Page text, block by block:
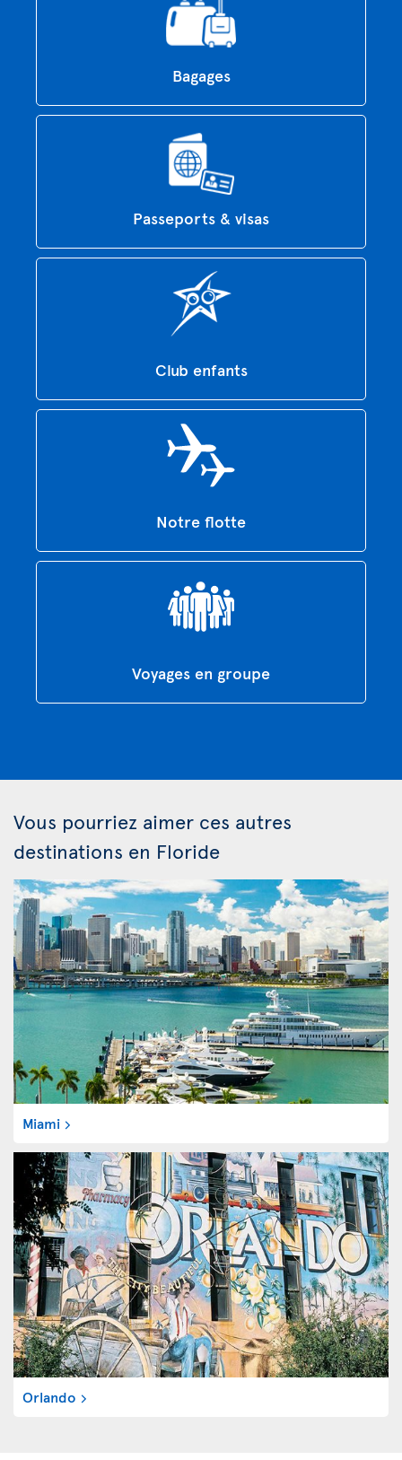
Bagages
Passeports & visas
Club enfants
Notre flotte
Voyages en groupe
Vous pourriez aimer ces autres
destinations en Floride
Miami
Orlando